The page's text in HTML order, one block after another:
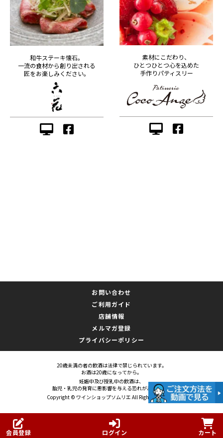
会員登録 ログイン カート
和牛ステーキ懐石。
一流の食材から創り出される
匠をお楽しみください。
素材にこだわり、
ひとつひとつ心を込めた
手作りパティスリー
お問い合わせ
ご利用ガイド
店舗情報
メルマガ登録
プライバシーポリシー
20歳未満の者の飲酒は法律で禁じられています。
お酒は20歳になってから。
妊娠中及び授乳中の飲酒は、
胎児・乳児の発育に悪影響を与える恐れがあります。
Copyright © ワインショップソムリエ All Rights Reserved.